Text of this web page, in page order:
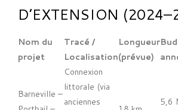
D’EXTENSION
Nom du
projet
Tracé /
Localisation
Longueur
(prévue)
Barneville –
Connexion
littorale (via
anciennes
5,6